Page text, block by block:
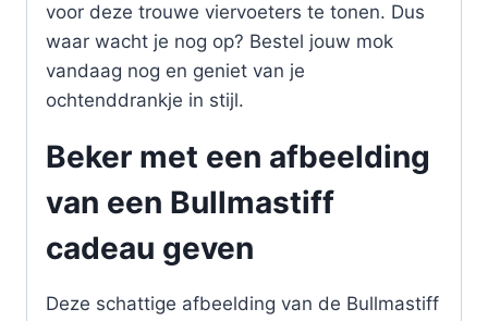
voor deze trouwe viervoeters te tonen. Dus
waar wacht je nog op? Bestel jouw mok
vandaag nog en geniet van je
ochtenddrankje in stijl.
Beker met een afbeelding
van een Bullmastiff
cadeau geven
Deze schattige afbeelding van de Bullmastiff